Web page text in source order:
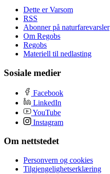
Dette er Varsom
RSS
Abonner på naturfarevarsler
Om Regobs
Regobs
Materiell til nedlasting
Sosiale medier
Facebook
LinkedIn
YouTube
Instagram
Om nettstedet
Personvern og cookies
Tilgjengelighetserklæring